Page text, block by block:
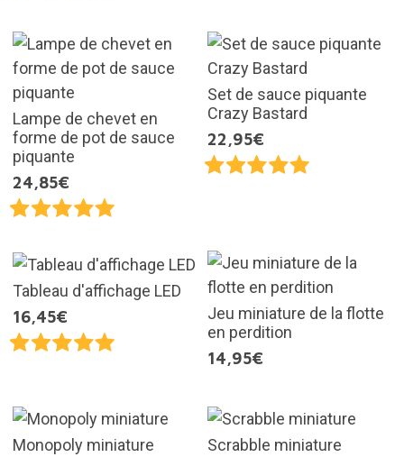
Lampe de chevet en
forme de pot de sauce
piquante
24,85€
Set de sauce piquante
Crazy Bastard
22,95€
Tableau d'affichage LED
16,45€
Jeu miniature de la flotte
en perdition
14,95€
Monopoly miniature
Scrabble miniature